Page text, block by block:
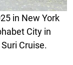
in New York
City in
Cruise.